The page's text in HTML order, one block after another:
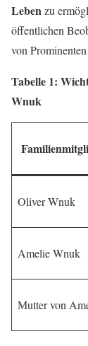
Leben zu
öffentlichen
von
Tabelle 1:
Wnuk
Oliver Wnuk
Amelie Wnuk
Mutter von